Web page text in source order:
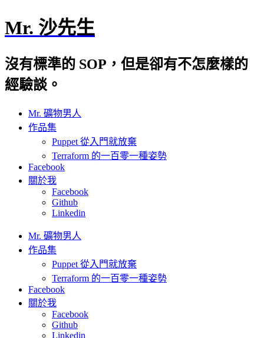
Mr. 沙先生
沒有標準的 SOP，但是卻有不怎麼樣的
經驗談。
Mr. 礦物男人
作品集
Puppet 從入門就放棄
Terraform 的一百零一種姿勢
Facebook
關於我
Facebook
Github
Linkedin
Mr. 礦物男人
作品集
Puppet 從入門就放棄
Terraform 的一百零一種姿勢
Facebook
關於我
Facebook
Github
Linkedin